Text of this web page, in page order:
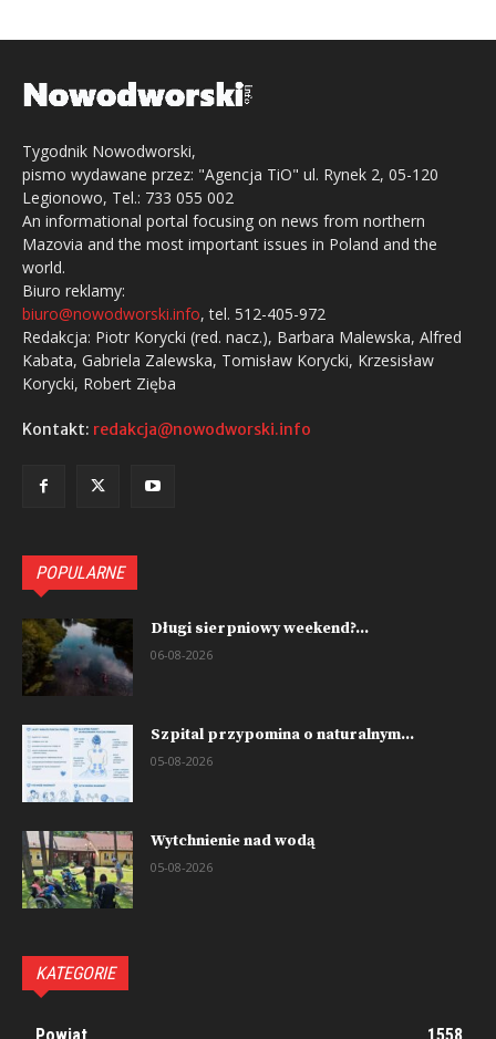
Tygodnik Nowodworski,
pismo wydawane przez: "Agencja TiO" ul. Rynek 2, 05-120
Legionowo, Tel.: 733 055 002
An informational portal focusing on news from northern
Mazovia and the most important issues in Poland and the
world.
Biuro reklamy:
biuro@nowodworski.info, tel. 512-405-972
Redakcja: Piotr Korycki (red. nacz.), Barbara Malewska, Alfred
Kabata, Gabriela Zalewska, Tomisław Korycki, Krzesisław
Korycki, Robert Zięba
Kontakt: redakcja@nowodworski.info
POPULARNE
Długi sierpniowy weekend?...
06-08-2026
Szpital przypomina o naturalnym...
05-08-2026
Wytchnienie nad wodą
05-08-2026
KATEGORIE